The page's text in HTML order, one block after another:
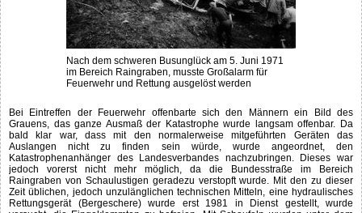
Nach dem schweren Busunglück am 5. Juni 1971
im Bereich Raingraben, musste Großalarm für
Feuerwehr und Rettung ausgelöst werden
Bei Eintreffen der Feuerwehr offenbarte sich den Männern ein Bild des
Grauens, das ganze Ausmaß der Katastrophe wurde langsam offenbar. Da
bald klar war, dass mit den normalerweise mitgeführten Geräten das
Auslangen nicht zu finden sein würde, wurde angeordnet, den
Katastrophenanhänger des Landesverbandes nachzubringen. Dieses war
jedoch vorerst nicht mehr möglich, da die Bundesstraße im Bereich
Raingraben von Schaulustigen geradezu verstopft wurde. Mit den zu dieser
Zeit üblichen, jedoch unzulänglichen technischen Mitteln, eine hydraulisches
Rettungsgerät (Bergeschere) wurde erst 1981 in Dienst gestellt, wurde